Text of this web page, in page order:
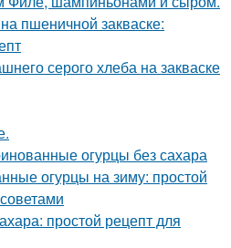
пшеничной закваске:
серого хлеба на закваске
огурцы без сахара
огурцы на зиму: простой
простой рецепт для